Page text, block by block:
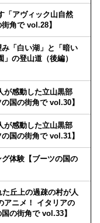
「アヴィック山自然
角で vol.28】
「白い湖」と「暗い
の登山道（後編）
が感動した立山黒部
国の街角で vol.30】
が感動した立山黒部
国の街角で vol.31】
体験【ブーツの国の
丘上の過疎の村が人
アニメ！ イタリアの
の街角で vol.33】